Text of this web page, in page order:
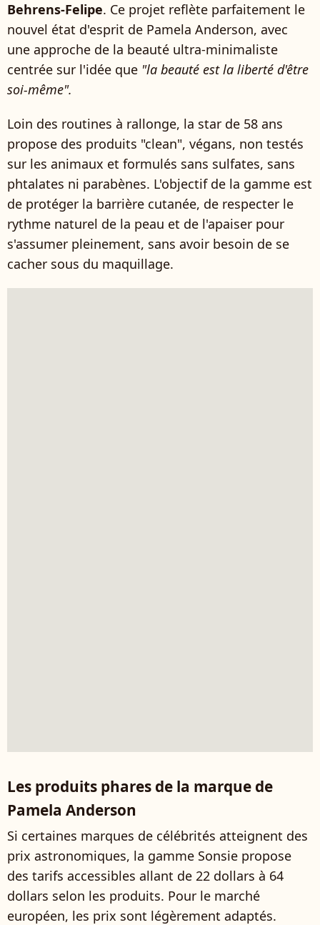
Behrens-Felipe. Ce projet reflète parfaitement le
nouvel état d'esprit de Pamela Anderson, avec
une approche de la beauté ultra-minimaliste
centrée sur l'idée que "la beauté est la liberté d'être
soi-même".
Loin des routines à rallonge, la star de 58 ans
propose des produits "clean", végans, non testés
sur les animaux et formulés sans sulfates, sans
phtalates ni parabènes. L'objectif de la gamme est
de protéger la barrière cutanée, de respecter le
rythme naturel de la peau et de l'apaiser pour
s'assumer pleinement, sans avoir besoin de se
cacher sous du maquillage.
Les produits phares de la marque de
Pamela Anderson
Si certaines marques de célébrités atteignent des
prix astronomiques, la gamme Sonsie propose
des tarifs accessibles allant de 22 dollars à 64
dollars selon les produits. Pour le marché
européen, les prix sont légèrement adaptés.